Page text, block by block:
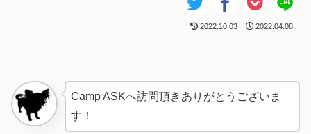
2022.10.03 2022.04.08
Camp ASKへ訪問頂きありがとうございま
す！